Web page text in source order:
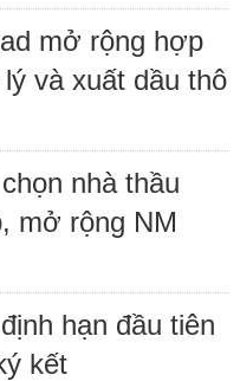
mở rộng hợp
và xuất dầu thô
nhà thầu
mở rộng NM
hạn đầu tiên
kết